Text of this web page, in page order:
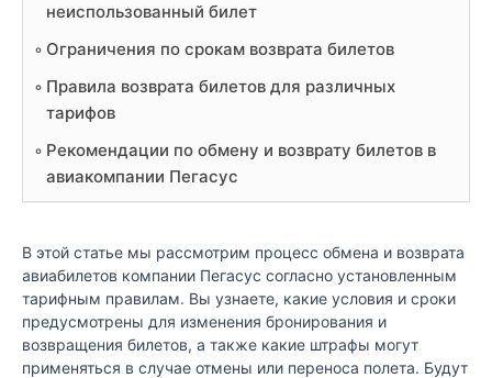
неиспользованный билет
Ограничения по срокам возврата билетов
Правила возврата билетов для различных
тарифов
Рекомендации по обмену и возврату билетов в
авиакомпании Пегасус
В этой статье мы рассмотрим процесс обмена и возврата
авиабилетов компании Пегасус согласно установленным
тарифным правилам. Вы узнаете, какие условия и сроки
предусмотрены для изменения бронирования и
возвращения билетов, а также какие штрафы могут
применяться в случае отмены или переноса полета. Будут